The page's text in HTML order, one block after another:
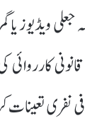
ویڈیوز یا
نفری تعینات